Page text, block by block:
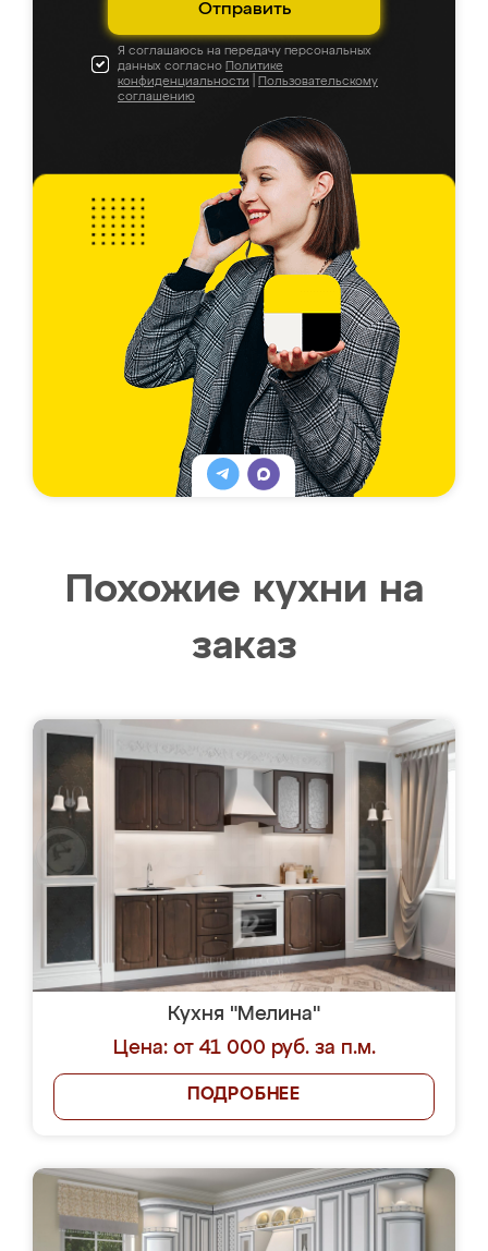
Отправить
Я соглашаюсь на передачу персональных
данных согласно Политике
конфиденциальности
Пользовательскому
соглашению
Похожие кухни на
заказ
Кухня "Мелина"
Цена: от 41 000 руб. за п.м.
ПОДРОБНЕЕ